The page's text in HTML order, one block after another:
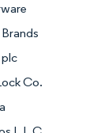
Co.